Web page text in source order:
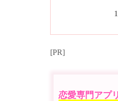
[PR]
恋愛専門アプ